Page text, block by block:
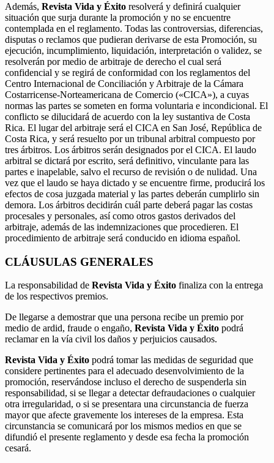
Además, Revista Vida y Éxito resolverá y definirá cualquier
situación que surja durante la promoción y no se encuentre
contemplada en el reglamento. Todas las controversias, diferencias,
disputas o reclamos que pudieran derivarse de esta Promoción, su
ejecución, incumplimiento, liquidación, interpretación o validez, se
resolverán por medio de arbitraje de derecho el cual será
confidencial y se regirá de conformidad con los reglamentos del
Centro Internacional de Conciliación y Arbitraje de la Cámara
Costarricense-Norteamericana de Comercio («CICA»), a cuyas
normas las partes se someten en forma voluntaria e incondicional. El
conflicto se dilucidará de acuerdo con la ley sustantiva de Costa
Rica. El lugar del arbitraje será el CICA en San José, República de
Costa Rica, y será resuelto por un tribunal arbitral compuesto por
tres árbitros. Los árbitros serán designados por el CICA. El laudo
arbitral se dictará por escrito, será definitivo, vinculante para las
partes e inapelable, salvo el recurso de revisión o de nulidad. Una
vez que el laudo se haya dictado y se encuentre firme, producirá los
efectos de cosa juzgada material y las partes deberán cumplirlo sin
demora. Los árbitros decidirán cuál parte deberá pagar las costas
procesales y personales, así como otros gastos derivados del
arbitraje, además de las indemnizaciones que procedieren. El
procedimiento de arbitraje será conducido en idioma español.
CLÁUSULAS GENERALES
La responsabilidad de Revista Vida y Éxito finaliza con la entrega
de los respectivos premios.
De llegarse a demostrar que una persona recibe un premio por
medio de ardid, fraude o engaño, Revista Vida y Éxito podrá
reclamar en la vía civil los daños y perjuicios causados.
Revista Vida y Éxito podrá tomar las medidas de seguridad que
considere pertinentes para el adecuado desenvolvimiento de la
promoción, reservándose incluso el derecho de suspenderla sin
responsabilidad, si se llegar a detectar defraudaciones o cualquier
otra irregularidad, o si se presentara una circunstancia de fuerza
mayor que afecte gravemente los intereses de la empresa. Esta
circunstancia se comunicará por los mismos medios en que se
difundió el presente reglamento y desde esa fecha la promoción
cesará.